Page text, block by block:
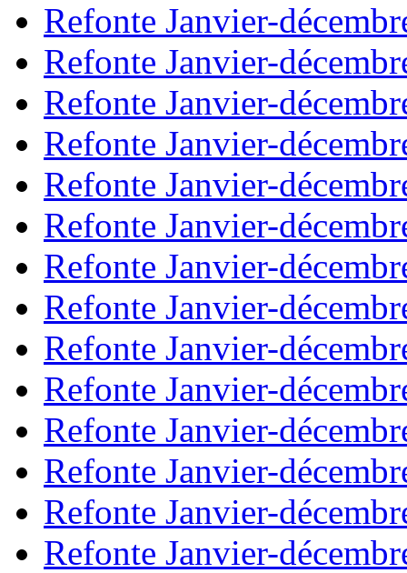
Refonte Janvier-
Refonte Janvier-
Refonte Janvier-
Refonte Janvier-
Refonte Janvier-
Refonte Janvier-
Refonte Janvier-
Refonte Janvier-
Refonte Janvier-
Refonte Janvier-
Refonte Janvier-
Refonte Janvier-
Refonte Janvier-
Refonte Janvier-